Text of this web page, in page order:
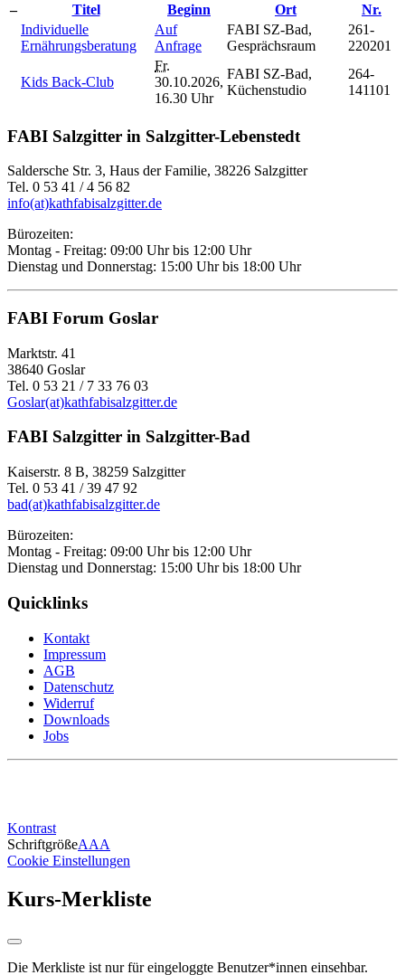
–
Titel Beginn Ort
Nr.
Individuelle
Ernährungsberatung
Auf
Anfrage
FABI SZ-Bad,
Gesprächsraum
261-
220201
Kids Back-Club
Fr.
30.10.2026,
16.30 Uhr
FABI SZ-Bad,
Küchenstudio
264-
141101
FABI Salzgitter in Salzgitter-Lebenstedt
Saldersche Str. 3, Haus der Familie, 38226 Salzgitter
Tel. 0 53 41 / 4 56 82
info(at)kathfabisalzgitter.de
Bürozeiten:
Montag - Freitag: 09:00 Uhr bis 12:00 Uhr
Dienstag und Donnerstag: 15:00 Uhr bis 18:00 Uhr
FABI Forum Goslar
Marktstr. 41
38640 Goslar
Tel. 0 53 21 / 7 33 76 03
Goslar(at)kathfabisalzgitter.de
FABI Salzgitter in Salzgitter-Bad
Kaiserstr. 8 B, 38259 Salzgitter
Tel. 0 53 41 / 39 47 92
bad(at)kathfabisalzgitter.de
Bürozeiten:
Montag - Freitag: 09:00 Uhr bis 12:00 Uhr
Dienstag und Donnerstag: 15:00 Uhr bis 18:00 Uhr
Quicklinks
Kontakt
Impressum
AGB
Datenschutz
Widerruf
Downloads
Jobs
Kontrast
SchriftgrößeAAA
Cookie Einstellungen
Kurs-Merkliste
Die Merkliste ist nur für eingeloggte Benutzer*innen einsehbar.